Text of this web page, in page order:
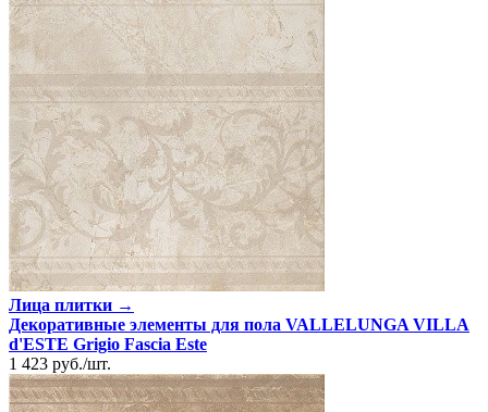
Лица плитки →
Декоративные элементы для пола VALLELUNGA VILLA
d'ESTE Grigio Fascia Este
1 423 руб./шт.